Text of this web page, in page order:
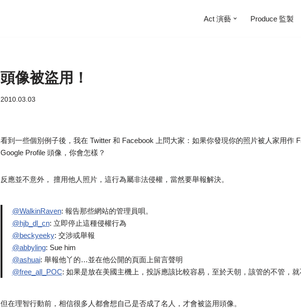
Act 演藝 Produce 監製
頭像被盜用！
2010.03.03
看到一些個別例子後，我在 Twitter 和 Facebook 上問大家：如果你發現你的照片被人家用作
Google Profile 頭像，你會怎樣？
反應並不意外， 擅用他人照片，這行為屬非法侵權，當然要舉報解決。
@WalkinRaven: 報告那些網站的管理員唄。
@hjb_dl_cn: 立即停止這種侵權行為
@beckyeeky: 交涉或舉報
@abbyling: Sue him
@ashuai: 舉報他丫的…並在他公開的頁面上留言聲明
@free_all_POC: 如果是放在美國主機上，投訴應該比較容易，至於天朝，該管的不管，
但在理智行動前，相信很多人都會想自己是否成了名人，才會被盜用頭像。